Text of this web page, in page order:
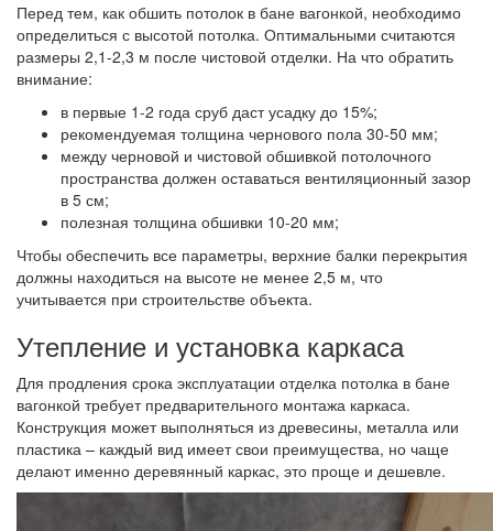
Перед тем, как обшить потолок в бане вагонкой, необходимо
определиться с высотой потолка. Оптимальными считаются
размеры 2,1-2,3 м после чистовой отделки. На что обратить
внимание:
в первые 1-2 года сруб даст усадку до 15%;
рекомендуемая толщина чернового пола 30-50 мм;
между черновой и чистовой обшивкой потолочного
пространства должен оставаться вентиляционный зазор
в 5 см;
полезная толщина обшивки 10-20 мм;
Чтобы обеспечить все параметры, верхние балки перекрытия
должны находиться на высоте не менее 2,5 м, что
учитывается при строительстве объекта.
Утепление и установка каркаса
Для продления срока эксплуатации отделка потолка в бане
вагонкой требует предварительного монтажа каркаса.
Конструкция может выполняться из древесины, металла или
пластика – каждый вид имеет свои преимущества, но чаще
делают именно деревянный каркас, это проще и дешевле.